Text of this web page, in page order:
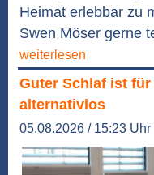
Heimat erlebbar zu
Swen Möser gerne
weiterlesen
Guter Schlaf ist
alternativlos
05.08.2026 / 15:23 Uhr